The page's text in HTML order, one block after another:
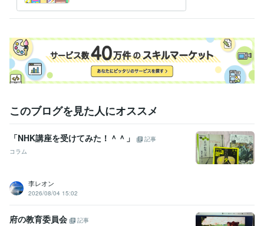
このブログを見た人にオススメ
「NHK講座を受けてみた！＾＾」
記事
コラム
李レオン
2026/08/04 15:02
府の教育委員会
記事